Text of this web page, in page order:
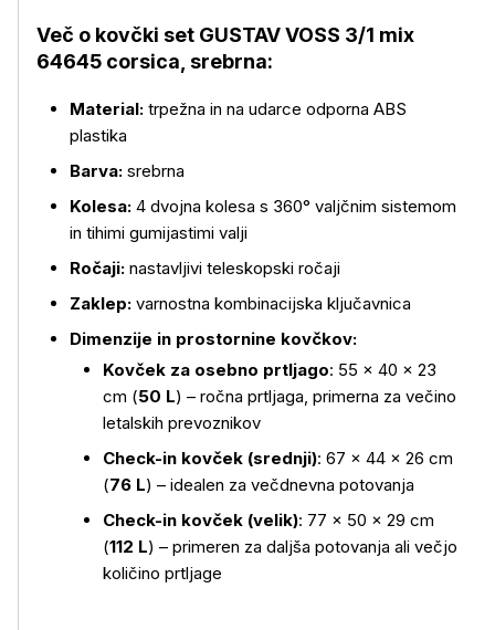
Več o kovčki set GUSTAV VOSS 3/1 mix
64645 corsica, srebrna:
Material: trpežna in na udarce odporna ABS
plastika
Barva: srebrna
Kolesa: 4 dvojna kolesa s 360° valjčnim sistemom
in tihimi gumijastimi valji
Ročaji: nastavljivi teleskopski ročaji
Zaklep: varnostna kombinacijska ključavnica
Dimenzije in prostornine kovčkov:
Kovček za osebno prtljago: 55 × 40 × 23
cm (50 L) – ročna prtljaga, primerna za večino
letalskih prevoznikov
Check-in kovček (srednji): 67 × 44 × 26 cm
(76 L) – idealen za večdnevna potovanja
Check-in kovček (velik): 77 × 50 × 29 cm
(112 L) – primeren za daljša potovanja ali večjo
količino prtljage